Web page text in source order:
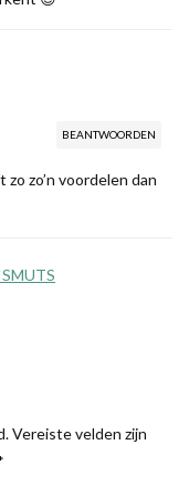
BEANTWOORDEN
zo’n voordelen dan
Vereiste velden zijn